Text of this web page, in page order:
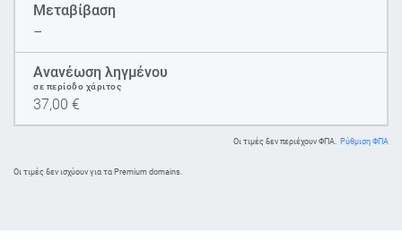
Μεταβίβαση
–
Ανανέωση ληγμένου
σε περίοδο χάριτος
37,00 €
Οι τιμές δεν περιέχουν ΦΠΑ. Ρύθμιση ΦΠΑ
Oι τιμές δεν ισχύουν για τα Premium domains.